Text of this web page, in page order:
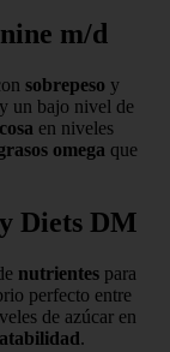
m/d
sobrepeso y
y un bajo nivel de
en niveles
omega que
Diets DM
nutrientes para
perfecto entre
de azúcar en
.